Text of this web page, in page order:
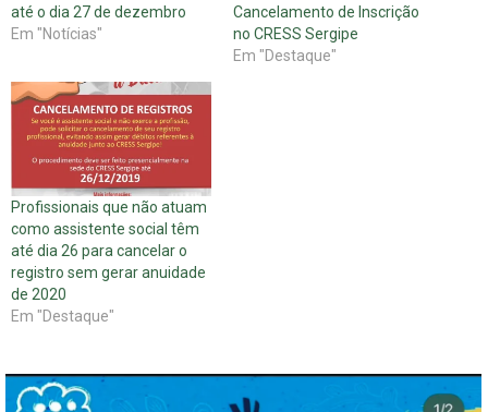
até o dia 27 de dezembro
Em "Notícias"
Cancelamento de Inscrição
no CRESS Sergipe
Em "Destaque"
Profissionais que não atuam
como assistente social têm
até dia 26 para cancelar o
registro sem gerar anuidade
de 2020
Em "Destaque"